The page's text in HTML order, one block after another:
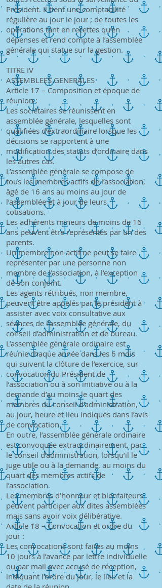
Président. Il tient une comptabilité
régulière au jour le jour ; de toutes les
opérations tant en recettes qu’en
dépenses et rend compte à l’assemblée
générale qui statue sur la gestion.
TITRE IV
ASSEMBLEES GENERALES
Article 17 – Composition et époque de
réunion :
Les sociétaires se réunissent en
assemblée générale, lesquelles sont
qualifiées d’extraordinaire lorsque les
décisions se rapportent à une
modification des statuts d’ordinaire dans
les autres cas.
L’assemblée générale se compose de
tous les membres actifs de l’association,
âgé de 16 ans au moins au jour de
l’assemblée et à jour de leurs
cotisations.
Les adhérents mineurs de moins de 16
ans peuvent être représentés par un des
parents.
Un membre non actif ne peut se faire
représenter par une personne non
membre de l’association, à l’exception
de son conjoint.
Les agents rétribués, non membre,
peuvent être appelés par le président à
assister avec voix consultative aux
séances de l’assemblée générale, du
conseil d’administration et de bureau.
L’assemblée générale ordinaire est
réunie chaque année dans les 6 mois
qui suivent la clôture de l’exercice, sur
convocation du Président de
l’association ou à son initiative ou à la
demande d’au moins le quart des
membres du conseil d’administration,
au jour, heure et lieu indiqués dans l’avis
de convocation.
En outre, l’assemblée générale ordinaire
est convoquée extraordinairement, par
le conseil d’administration, lorsqu’il le
juge utile ou à la demande, au moins du
quart des membres actifs de
l’association.
Les membres d’honneur et bienfaiteurs
peuvent participer aux dites assemblées
mais sans avoir voix délibérative.
Article 18 – Convocation et ordre du
jour :
Les convocations sont faites au moins
10 jours à l’avance par lettre individuelle
ou par mail avec accusé de réception,
indiquant l’ordre du jour, le lieu et la